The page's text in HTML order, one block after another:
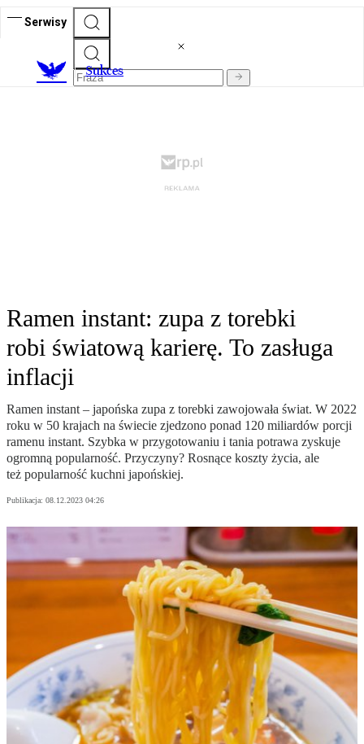
Serwisy
Sukces
Ramen instant: zupa z torebki
robi światową karierę. To zasługa
inflacji
Ramen instant – japońska zupa z torebki zawojowała świat. W 2022
roku w 50 krajach na świecie zjedzono ponad 120 miliardów porcji
ramenu instant. Szybka w przygotowaniu i tania potrawa zyskuje
ogromną popularność. Przyczyny? Rosnące koszty życia, ale
też popularność kuchni japońskiej.
Publikacja: 08.12.2023 04:26